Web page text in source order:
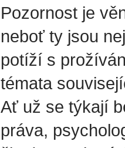
Pozornost je
neboť ty jsou
potíží s
témata
Ať už se týkají
práva,